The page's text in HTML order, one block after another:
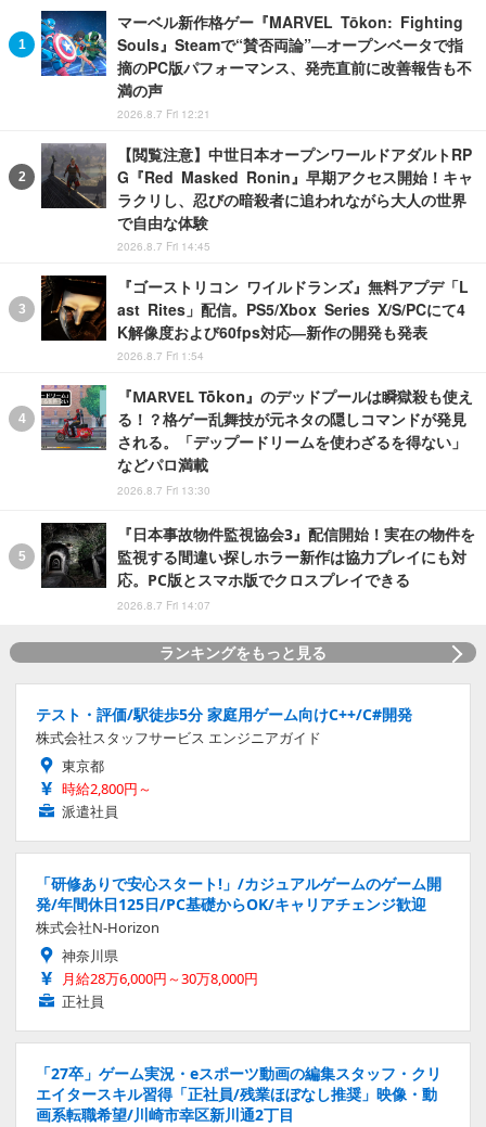
マーベル新作格ゲー『MARVEL Tōkon: Fighting
Souls』Steamで“賛否両論”―オープンベータで指
摘のPC版パフォーマンス、発売直前に改善報告も不
満の声
2026.8.7 Fri 12:21
【閲覧注意】中世日本オープンワールドアダルトRP
G『Red Masked Ronin』早期アクセス開始！キャ
ラクリし、忍びの暗殺者に追われながら大人の世界
で自由な体験
2026.8.7 Fri 14:45
『ゴーストリコン ワイルドランズ』無料アプデ「L
ast Rites」配信。PS5/Xbox Series X/S/PCにて4
K解像度および60fps対応―新作の開発も発表
2026.8.7 Fri 1:54
『MARVEL Tōkon』のデッドプールは瞬獄殺も使え
る！？格ゲー乱舞技が元ネタの隠しコマンドが発見
される。「デップードリームを使わざるを得ない」
などパロ満載
2026.8.7 Fri 13:30
『日本事故物件監視協会3』配信開始！実在の物件を
監視する間違い探しホラー新作は協力プレイにも対
応。PC版とスマホ版でクロスプレイできる
2026.8.7 Fri 14:07
ランキングをもっと見る
テスト・評価/駅徒歩5分 家庭用ゲーム向けC++/C#開発
株式会社スタッフサービス エンジニアガイド
東京都
時給2,800円～
派遣社員
「研修ありで安心スタート!」/カジュアルゲームのゲーム開
発/年間休日125日/PC基礎からOK/キャリアチェンジ歓迎
株式会社N-Horizon
神奈川県
月給28万6,000円～30万8,000円
正社員
「27卒」ゲーム実況・eスポーツ動画の編集スタッフ・クリ
エイタースキル習得「正社員/残業ほぼなし推奨」映像・動
画系転職希望/川崎市幸区新川通2丁目